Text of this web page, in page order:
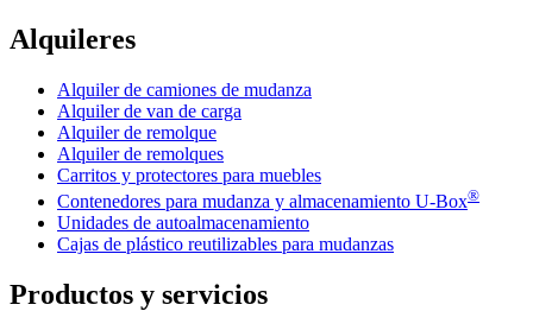
Alquileres
Alquiler de camiones de mudanza
Alquiler de van de carga
Alquiler de remolque
Alquiler de remolques
Carritos y protectores para muebles
Contenedores para mudanza y almacenamiento U-Box®
Unidades de autoalmacenamiento
Cajas de plástico reutilizables para mudanzas
Productos y servicios